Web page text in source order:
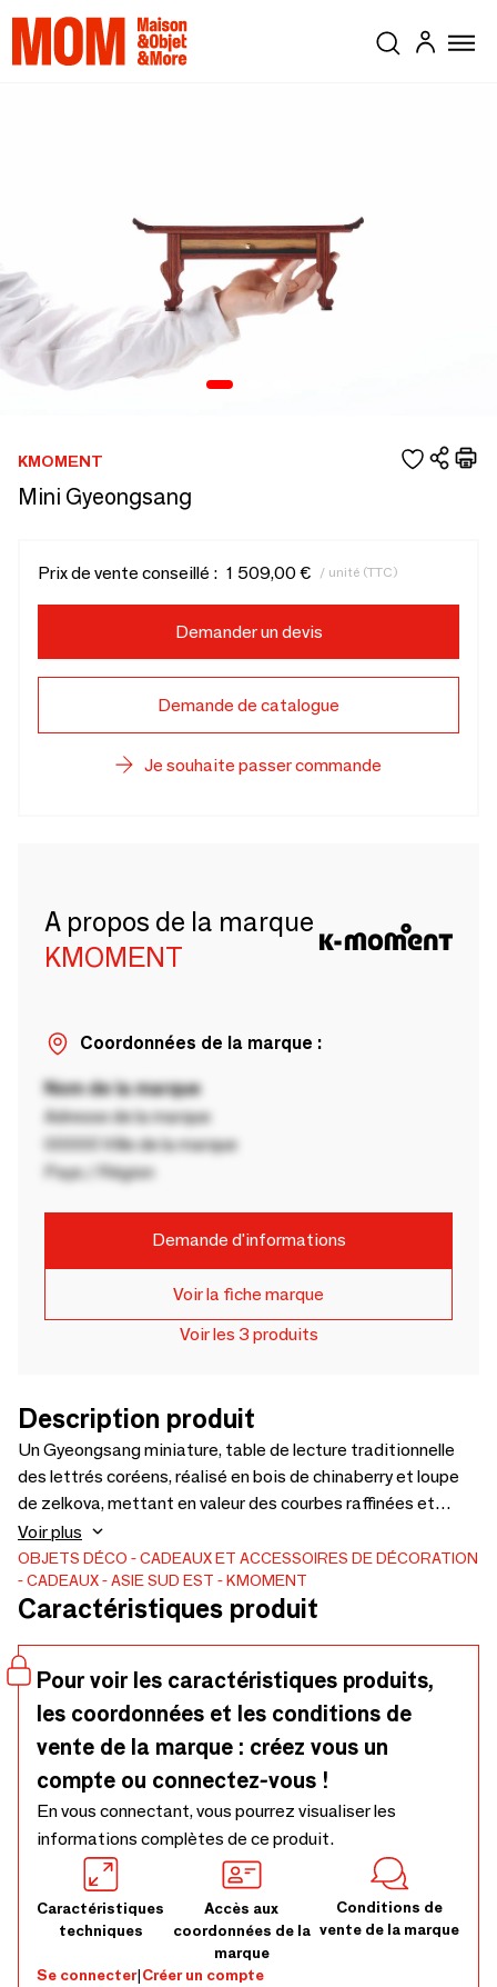
KMOMENT
Mini Gyeongsang
Prix de vente conseillé : 1 509,00 € / unité (TTC)
Demander un devis
Demande de catalogue
Je souhaite passer commande
A propos de la marque
KMOMENT
Coordonnées de la marque :
Nom de la marque
Adresse de la marque
00000 Ville de la marque
Pays / Région
Demande d'informations
Voir la fiche marque
Voir les 3 produits
Description produit
Un Gyeongsang miniature, table de lecture traditionnelle
des lettrés coréens, réalisé en bois de chinaberry et loupe
de zelkova, mettant en valeur des courbes raffinées et
l’essence de l’ébénisterie coréenne.
Voir plus
OBJETS DÉCO
CADEAUX ET ACCESSOIRES DE DÉCORATION
CADEAUX
ASIE SUD EST KMOMENT
Caractéristiques produit
Pour voir les caractéristiques produits,
les coordonnées et les conditions de
vente de la marque : créez vous un
compte ou connectez-vous !
En vous connectant, vous pourrez visualiser les
informations complètes de ce produit.
Caractéristiques
techniques
Accès aux
coordonnées de la
marque
Conditions de
vente de la marque
Se connecter|Créer un compte